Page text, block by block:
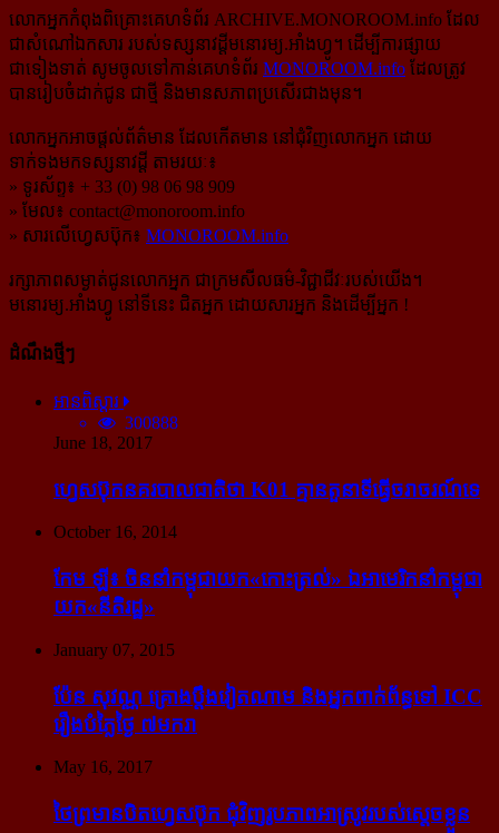
លោកអ្នកកំពុងពិគ្រោះគេហទំព័រ ARCHIVE.MONOROOM.info ដែល
ជាសំណៅឯកសារ របស់ទស្សនាវដ្ដីមនោរម្យ.អាំងហ្វូ។ ដើម្បីការផ្សាយ
ជាទៀងទាត់ សូមចូលទៅកាន់​គេហទំព័រ MONOROOM.info ដែលត្រូវ
បានរៀបចំដាក់ជូន ជាថ្មី និងមានសភាពប្រសើរជាងមុន។
លោកអ្នកអាចផ្ដល់ព័ត៌មាន ដែលកើតមាន នៅជុំវិញលោកអ្នក ដោយ
ទាក់ទងមកទស្សនាវដ្ដី តាមរយៈ៖
» ទូរស័ព្ទ៖ + 33 (0) 98 06 98 909
» មែល៖ contact@monoroom.info
» សារលើហ្វេសប៊ុក៖ MONOROOM.info
រក្សាភាពសម្ងាត់ជូនលោកអ្នក ជាក្រមសីលធម៌-​វិជ្ជាជីវៈ​របស់យើង។
មនោរម្យ.អាំងហ្វូ នៅទីនេះ ជិតអ្នក ដោយសារអ្នក និងដើម្បីអ្នក !
ដំណឹងថ្មីៗ
អានពិស្ដារ
300888
June 18, 2017
ហ្វេសប៊ុក​នគរបាល​ជាតិ​ថា K01 គ្មាន​តួនាទី​ធ្វើ​ចរាចរណ៍​ទេ
October 16, 2014
កែម ឡី៖ ចិន​នាំ​កម្ពុជា​យក​«កោះ​ត្រល់» ឯ​អាមេរិក​នាំ​កម្ពុជា​
យក​«នីតិរដ្ឋ»
January 07, 2015
ប៉ែន សុវណ្ណ គ្រោង​ប្តឹង​វៀតណាម និង​អ្នក​ពាក់​ព័ន្ធ​ទៅ ICC
រឿង​បំភ្លៃ​ថ្ងៃ ៧​មករា
May 16, 2017
ថៃ​ព្រមាន​បិត​ហ្វេសប៊ុក ជុំ​វិញ​រូបភាព​អាស្រូវ​របស់​ស្ដេច​ខ្លួន